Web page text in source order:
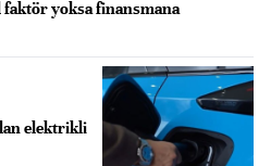
yoksa finansmana
elektrikli